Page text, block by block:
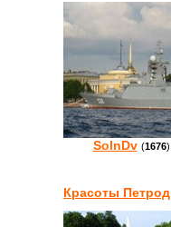
SolnDv (1676)
Красоты